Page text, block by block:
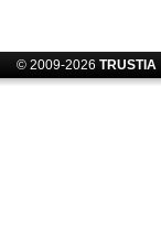
© 2009-2026 TRUSTIA